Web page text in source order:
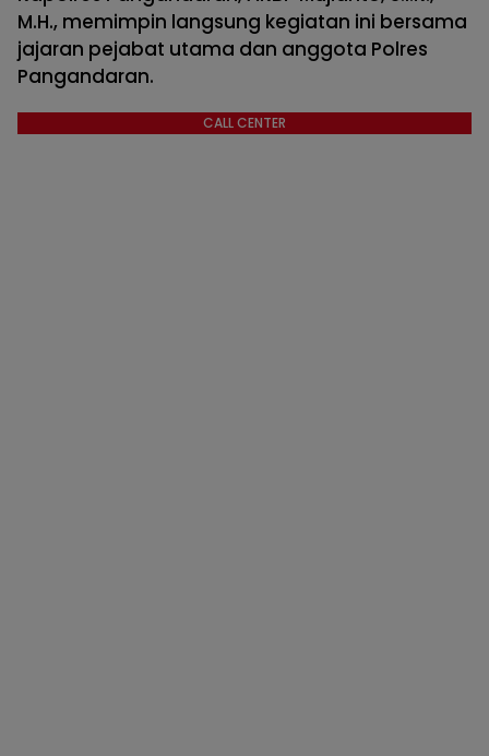
M.H., memimpin langsung kegiatan ini bersama
jajaran pejabat utama dan anggota Polres
Pangandaran.
CALL CENTER